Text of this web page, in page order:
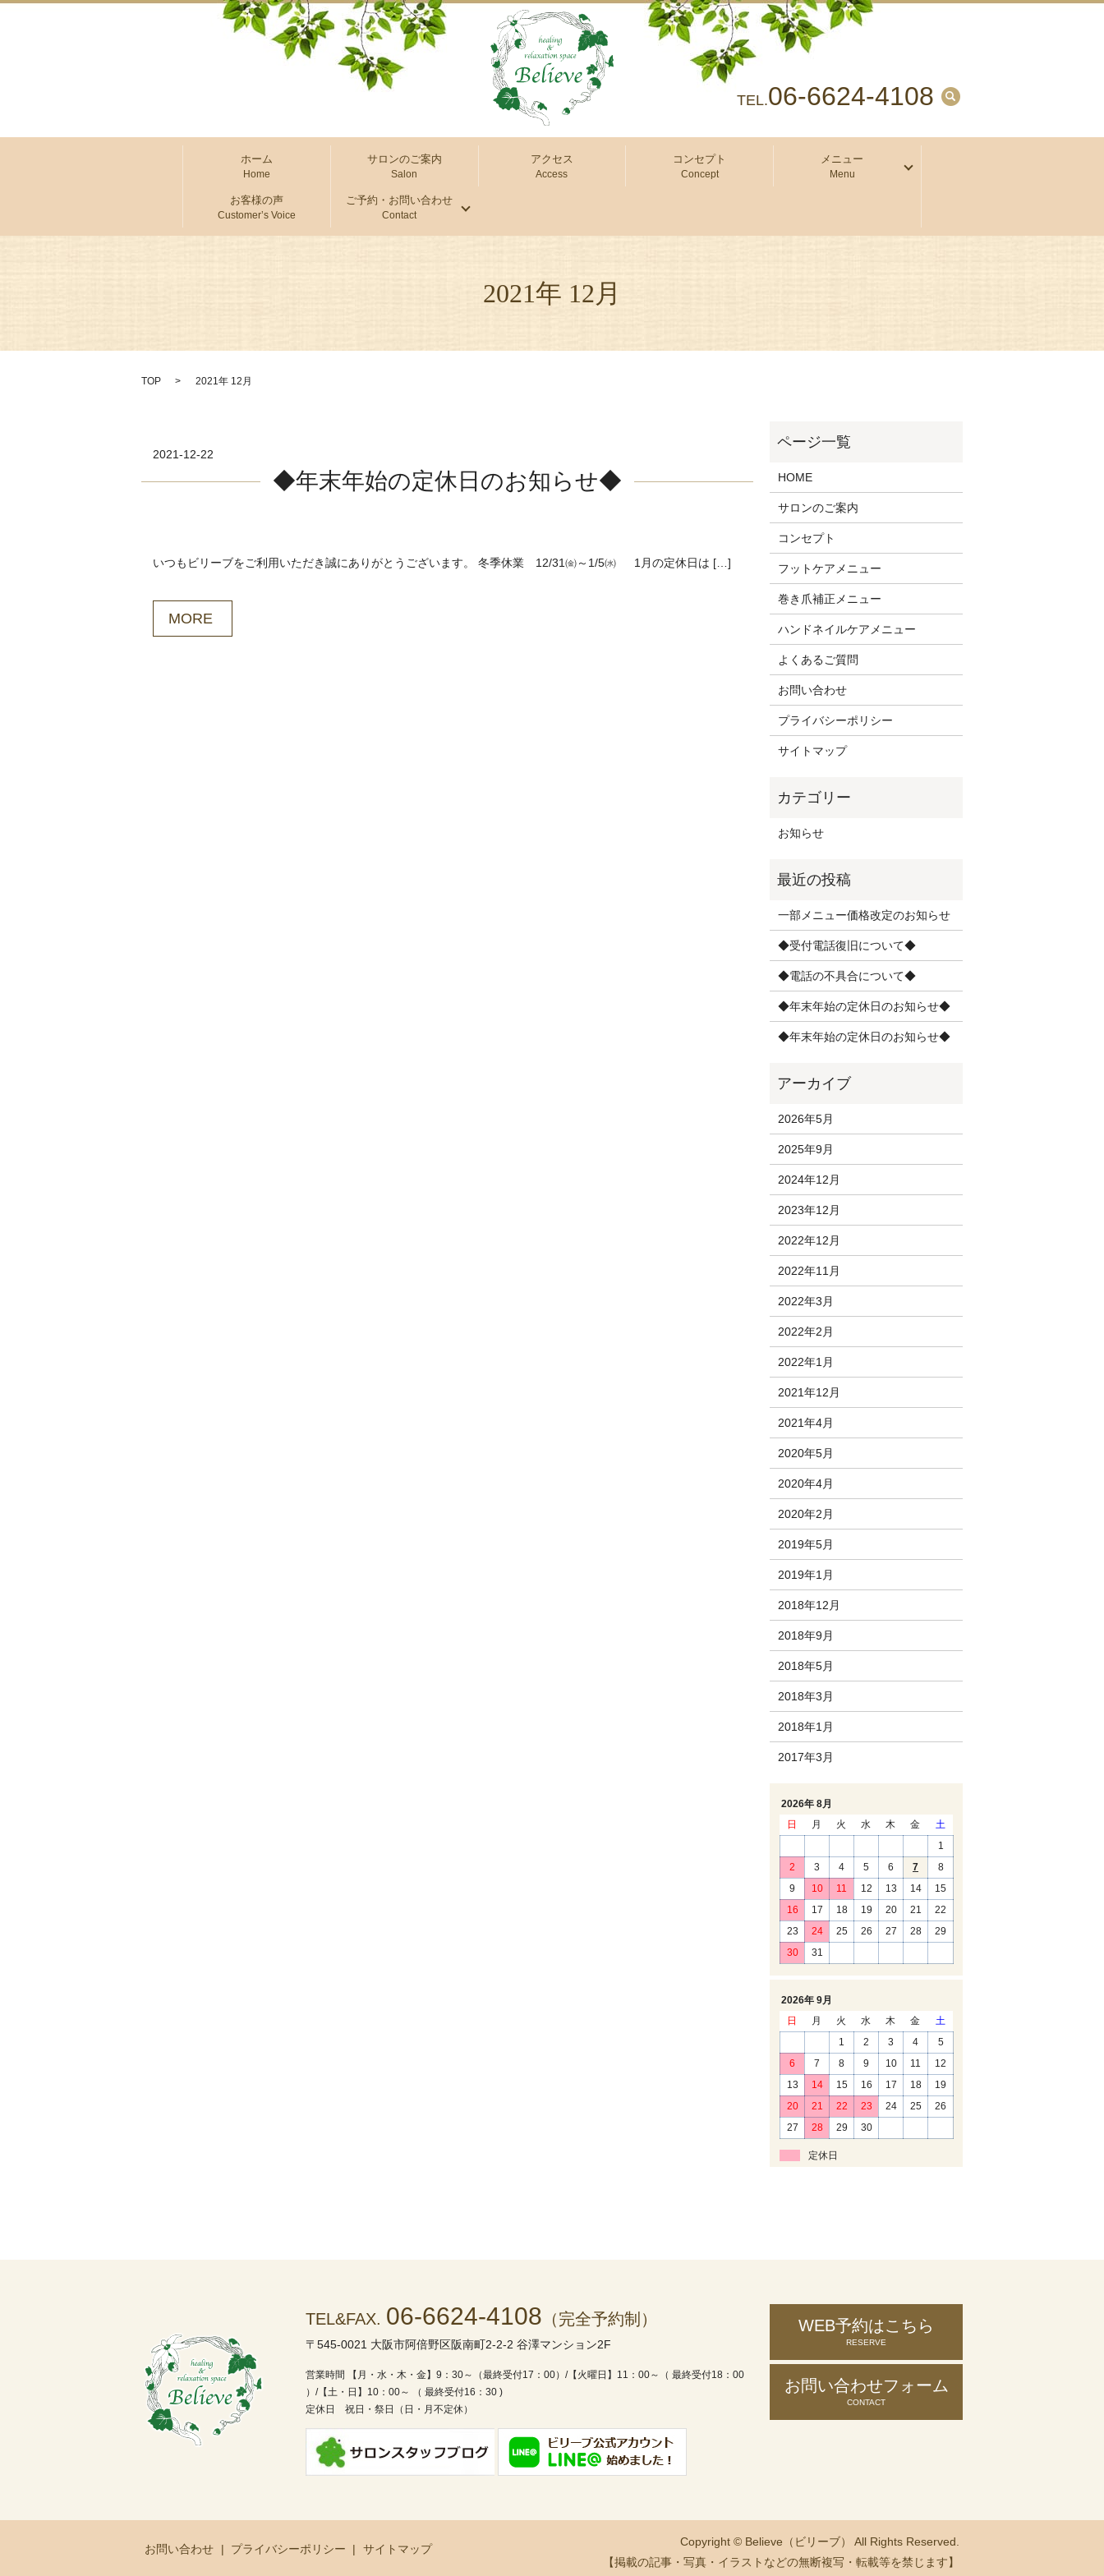
TEL.06-6624-4108
ホーム
Home
サロンのご案内
Salon
アクセス
Access
コンセプト
Concept
メニュー
Menu
お客様の声
Customer’s Voice
ご予約・お問い合わせ
Contact
2021年 12月
TOP 2021年 12月
2021-12-22
◆年末年始の定休日のお知らせ◆
いつもビリーブをご利用いただき誠にありがとうございます。 冬季休業 12/31㈮～1/5㈬ 1月の定休日は […]
MORE
HOME
サロンのご案内
コンセプト
フットケアメニュー
巻き爪補正メニュー
ハンドネイルケアメニュー
よくあるご質問
お問い合わせ
プライバシーポリシー
サイトマップ
お知らせ
一部メニュー価格改定のお知らせ
◆受付電話復旧について◆
◆電話の不具合について◆
◆年末年始の定休日のお知らせ◆
◆年末年始の定休日のお知らせ◆
2026年5月
2025年9月
2024年12月
2023年12月
2022年12月
2022年11月
2022年3月
2022年2月
2022年1月
2021年12月
2021年4月
2020年5月
2020年4月
2020年2月
2019年5月
2019年1月
2018年12月
2018年9月
2018年5月
2018年3月
2018年1月
2017年3月
2026年 8月
日
月 火 水 木 金
土
1
2
3 4 5 6 7
8
9
10 11 12 13 14
15
16
17 18 19 20 21
22
23
24 25 26 27 28
29
30
31
2026年 9月
日
月 火 水 木 金
土
1
2 3 4
5
6
7 8 9 10 11
12
13
14 15 16 17 18
19
20
21 22 23 24 25
26
27
28 29 30
定休日
TEL&FAX. 06-6624-4108 （完全予約制）
〒545-0021 大阪市阿倍野区阪南町2-2-2 谷澤マンション2F
営業時間 【月・水・木・金】9：30～（最終受付17：00）/【火曜日】11：00～（ 最終受付18：00
）/【土・日】10：00～ （ 最終受付16：30 )
定休日 祝日・祭日（日・月不定休）
WEB予約はこちら
RESERVE
お問い合わせフォーム
CONTACT
お問い合わせ プライバシーポリシー サイトマップ
Copyright © Believe（ビリーブ） All Rights Reserved.
【掲載の記事・写真・イラストなどの無断複写・転載等を禁じます】